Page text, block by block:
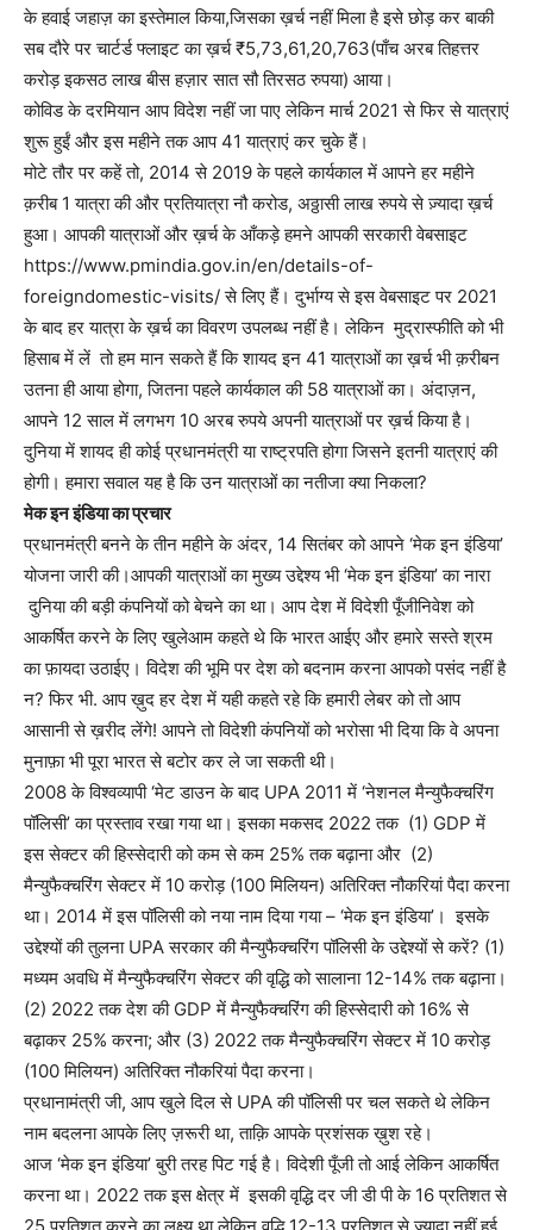
के हवाई जहाज़ का इस्तेमाल किया,जिसका ख़र्च नहीं मिला है इसे छोड़ कर बाकी
सब दौरे पर चार्टर्ड फ्लाइट का ख़र्च ₹5,73,61,20,763(पाँच अरब तिहत्तर
करोड़ इकसठ लाख बीस हज़ार सात सौ तिरसठ रुपया) आया।
कोविड के दरमियान आप विदेश नहीं जा पाए लेकिन मार्च 2021 से फिर से यात्राएं
शुरू हुईं और इस महीने तक आप 41 यात्राएं कर चुके हैं।
मोटे तौर पर कहें तो, 2014 से 2019 के पहले कार्यकाल में आपने हर महीने
क़रीब 1 यात्रा की और प्रतियात्रा नौ करोड, अठ्ठासी लाख रुपये से ज़्यादा ख़र्च
हुआ। आपकी यात्राओं और ख़र्च के आँकड़े हमने आपकी सरकारी वेबसाइट
https://www.pmindia.gov.in/en/details-of-
foreigndomestic-visits/ से लिए हैं। दुर्भाग्य से इस वेबसाइट पर 2021
के बाद हर यात्रा के ख़र्च का विवरण उपलब्ध नहीं है। लेकिन मुद्रास्फीति को भी
हिसाब में लें तो हम मान सकते हैं कि शायद इन 41 यात्राओं का ख़र्च भी क़रीबन
उतना ही आया होगा, जितना पहले कार्यकाल की 58 यात्राओं का। अंदाज़न,
आपने 12 साल में लगभग 10 अरब रुपये अपनी यात्राओं पर ख़र्च किया है।
दुनिया में शायद ही कोई प्रधानमंत्री या राष्ट्रपति होगा जिसने इतनी यात्राएं की
होगी। हमारा सवाल यह है कि उन यात्राओं का नतीजा क्या निकला?
मेक इन इंडिया का प्रचार
प्रधानमंत्री बनने के तीन महीने के अंदर, 14 सितंबर को आपने ‘मेक इन इंडिया’
योजना जारी की।आपकी यात्राओं का मुख्य उद्देश्य भी ‘मेक इन इंडिया’ का नारा
दुनिया की बड़ी कंपनियों को बेचने का था। आप देश में विदेशी पूँजीनिवेश को
आकर्षित करने के लिए खुलेआम कहते थे कि भारत आईए और हमारे सस्ते श्रम
का फ़ायदा उठाईए। विदेश की भूमि पर देश को बदनाम करना आपको पसंद नहीं है
न? फिर भी. आप ख़ुद हर देश में यही कहते रहे कि हमारी लेबर को तो आप
आसानी से ख़रीद लेंगे! आपने तो विदेशी कंपनियों को भरोसा भी दिया कि वे अपना
मुनाफ़ा भी पूरा भारत से बटोर कर ले जा सकती थी।
2008 के विश्वव्यापी ‘मेट डाउन के बाद UPA 2011 में ‘नेशनल मैन्युफैक्चरिंग
पॉलिसी’ का प्रस्ताव रखा गया था। इसका मकसद 2022 तक (1) GDP में
इस सेक्टर की हिस्सेदारी को कम से कम 25% तक बढ़ाना और (2)
मैन्युफैक्चरिंग सेक्टर में 10 करोड़ (100 मिलियन) अतिरिक्त नौकरियां पैदा करना
था। 2014 में इस पॉलिसी को नया नाम दिया गया – ‘मेक इन इंडिया’। इसके
उद्देश्यों की तुलना UPA सरकार की मैन्युफैक्चरिंग पॉलिसी के उद्देश्यों से करें? (1)
मध्यम अवधि में मैन्युफैक्चरिंग सेक्टर की वृद्धि को सालाना 12-14% तक बढ़ाना।
(2) 2022 तक देश की GDP में मैन्युफैक्चरिंग की हिस्सेदारी को 16% से
बढ़ाकर 25% करना; और (3) 2022 तक मैन्युफैक्चरिंग सेक्टर में 10 करोड़
(100 मिलियन) अतिरिक्त नौकरियां पैदा करना।
प्रधानामंत्री जी, आप खुले दिल से UPA की पॉलिसी पर चल सकते थे लेकिन
नाम बदलना आपके लिए ज़रूरी था, ताक़ि आपके प्रशंसक ख़ुश रहे।
आज ‘मेक इन इंडिया’ बुरी तरह पिट गई है। विदेशी पूँजी तो आई लेकिन आकर्षित
करना था। 2022 तक इस क्षेत्र में इसकी वृद्धि दर जी डी पी के 16 प्रतिशत से